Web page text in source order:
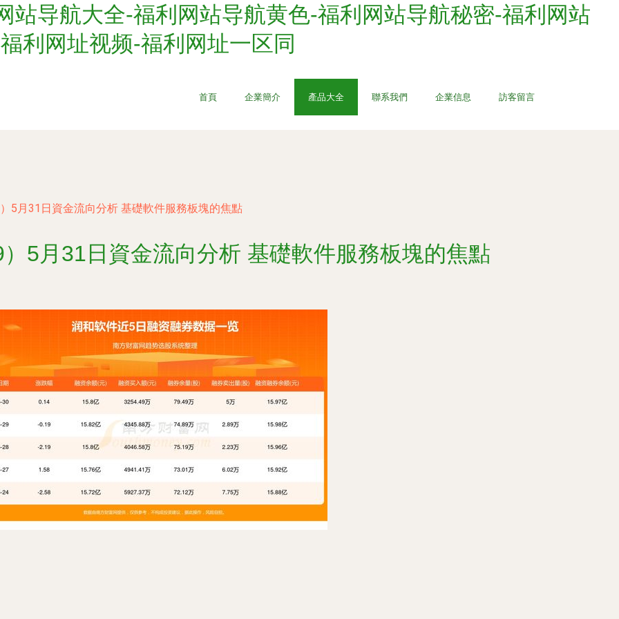
站导航大全-福利网站导航黄色-福利网站导航秘密-福利网站
利网址视频-福利网址一区同
首頁 企業簡介 產品大全 聯系我們 企業信息 訪客留言
5月31日資金流向分析 基礎軟件服務板塊的焦點
5月31日資金流向分析 基礎軟件服務板塊的焦點